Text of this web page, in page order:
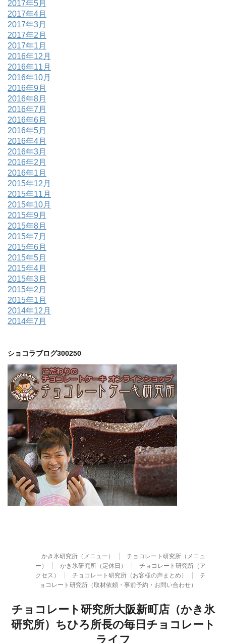
2017年5月
2017年4月
2017年3月
2017年2月
2017年1月
2016年12月
2016年11月
2016年10月
2016年9月
2016年8月
2016年7月
2016年6月
2016年5月
2016年4月
2016年3月
2016年2月
2016年1月
2015年12月
2015年11月
2015年10月
2015年9月
2015年8月
2015年7月
2015年6月
2015年5月
2015年4月
2015年3月
2015年2月
2015年1月
2014年12月
2014年7月
ショコラブログ300250
かき氷研究所（メニュー）
チョコレート研究所（メニュ
ー）
かき氷研究所（定休日）
チョコレート研究所（ア
クセス）
チョコレート研究所（お客様の声まとめ）
チ
ョコレート研究所（取材依頼・事前予約・お問い合わせ）
チョコレート研究所大阪新町店（かき氷
研究所）ちひろ所長の毎日チョコレート
ライフ